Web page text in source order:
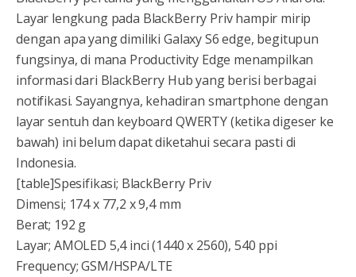
Layar lengkung pada BlackBerry Priv hampir mirip
dengan apa yang dimiliki Galaxy S6 edge, begitupun
fungsinya, di mana Productivity Edge menampilkan
informasi dari BlackBerry Hub yang berisi berbagai
notifikasi. Sayangnya, kehadiran smartphone dengan
layar sentuh dan keyboard QWERTY (ketika digeser ke
bawah) ini belum dapat diketahui secara pasti di
Indonesia.
[table]Spesifikasi; BlackBerry Priv
Dimensi; 174 x 77,2 x 9,4 mm
Berat; 192 g
Layar; AMOLED 5,4 inci (1440 x 2560), 540 ppi
Frequency; GSM/HSPA/LTE